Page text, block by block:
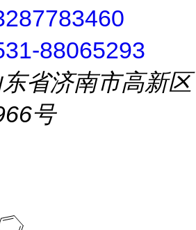
88065293
省济南市高新区
号